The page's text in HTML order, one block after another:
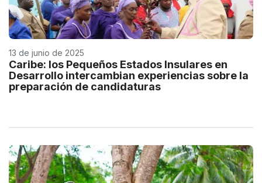
13 de junio de 2025
Caribe: los Pequeños Estados Insulares en
Desarrollo intercambian experiencias sobre la
preparación de candidaturas